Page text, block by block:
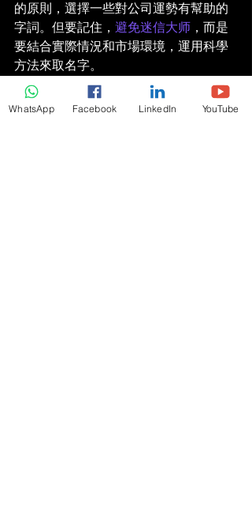
的原則，選擇一些對公司運勢有幫助的
字詞。但要記住， 避免迷信大师 ，而是
要結合實際情況和市場環境，運用科學
方法來取名字。
名稱的音韻美
WhatsApp Facebook LinkedIn YouTube